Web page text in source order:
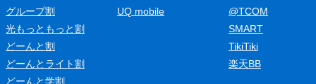
グループ割
光もっともっと割
どーんと割
どーんとライト割
どーんと学割
UQ mobile
@TCOM
SMART
TikiTiki
楽天BB